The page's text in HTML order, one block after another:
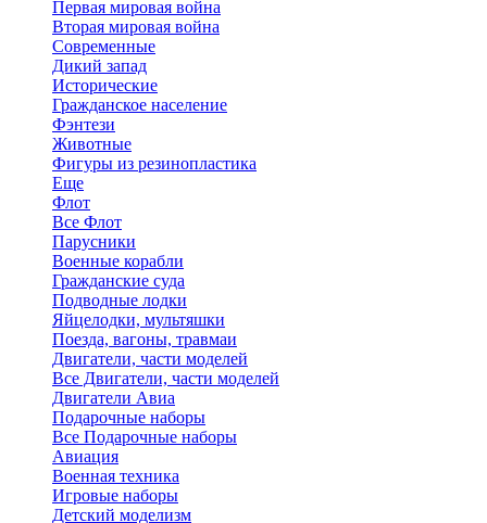
Первая мировая война
Вторая мировая война
Современные
Дикий запад
Исторические
Гражданское население
Фэнтези
Животные
Фигуры из резинопластика
Еще
Флот
Все Флот
Парусники
Военные корабли
Гражданские суда
Подводные лодки
Яйцелодки, мультяшки
Поезда, вагоны, травмаи
Двигатели, части моделей
Все Двигатели, части моделей
Двигатели Авиа
Подарочные наборы
Все Подарочные наборы
Авиация
Военная техника
Игровые наборы
Детский моделизм